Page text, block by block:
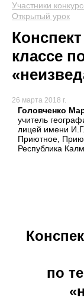
Участники
Открытый урок
классе
26 марта 2018 г.
Головченко
учитель
лицей имени
Приютное,
Республика
по